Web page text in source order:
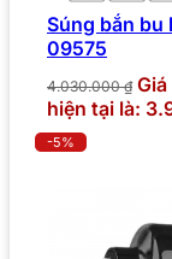
Súng bắn
09575
4.030.000₫
hiện tại là:
-5%